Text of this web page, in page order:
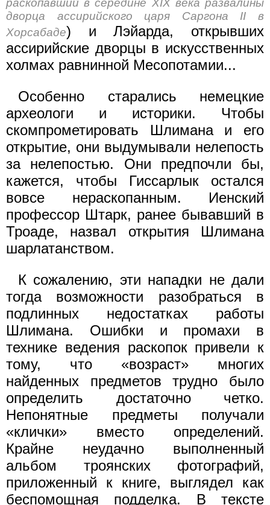
раскопавший в середине XIX века развалины
дворца ассирийского царя Саргона II в
Хорсабаде) и Лэйарда, открывших
ассирийские дворцы в искусственных
холмах равнинной Месопотамии...
Особенно старались немецкие
археологи и историки. Чтобы
скомпрометировать Шлимана и его
открытие, они выдумывали нелепость
за нелепостью. Они предпочли бы,
кажется, чтобы Гиссарлык остался
вовсе нераскопанным. Иенский
профессор Штарк, ранее бывавший в
Троаде, назвал открытия Шлимана
шарлатанством.
К сожалению, эти нападки не дали
тогда возможности разобраться в
подлинных недостатках работы
Шлимана. Ошибки и промахи в
технике ведения раскопок привели к
тому, что «возраст» многих
найденных предметов трудно было
определить достаточно четко.
Непонятные предметы получали
«клички» вместо определений.
Крайне неудачно выполненный
альбом троянских фотографий,
приложенный к книге, выглядел как
беспомощная подделка. В тексте